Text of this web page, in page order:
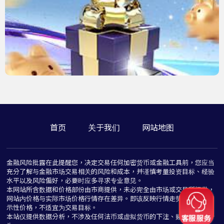
首页 关于我们 网站地图
金融风险批露在此提醒您，决定交易任何加密货币或金融工具前，您应当
充分了解与金融市场交易相关的风险和成本，并谨慎考量投资目标、经验
水平以及风险偏好，必要时应多寻求专业意见。
本网站所含数据和价格部份由市商提供，未必完全由市场或交易所提供，
网站内价格与实际市场价格行情存在差异。即该反映行情走势价格仅为指
示性价格，不适宜为交易目标。
本站仅提供数据分析，不涉及任何法币或虚拟货币的下注、赌博与推介行